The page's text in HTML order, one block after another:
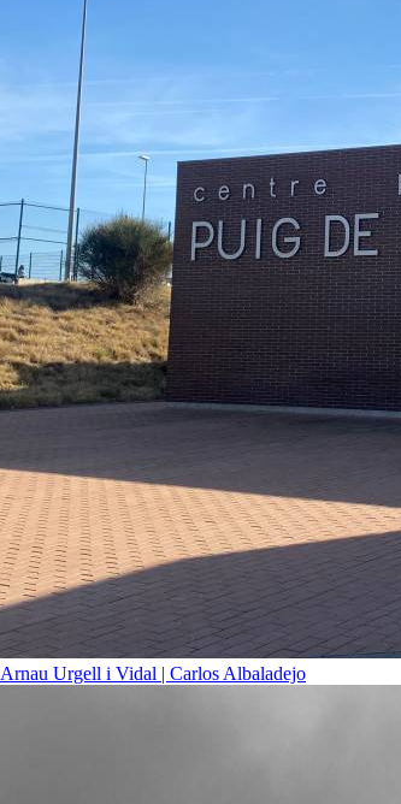
Arnau Urgell i Vidal | Carlos Albaladejo